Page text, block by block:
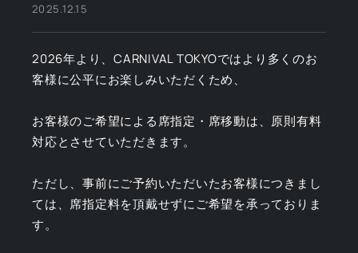
2025.12.15
2026年より、CARNIVAL TOKYOではより多くのお
客様に公平にお楽しみいただくため、
お客様のご希望による席指定・席移動は、原則有料
対応とさせていただきます。
ただし、事前にご予約いただいたお客様につきまし
ては、席指定料を頂戴せずにご希望を承っておりま
す。